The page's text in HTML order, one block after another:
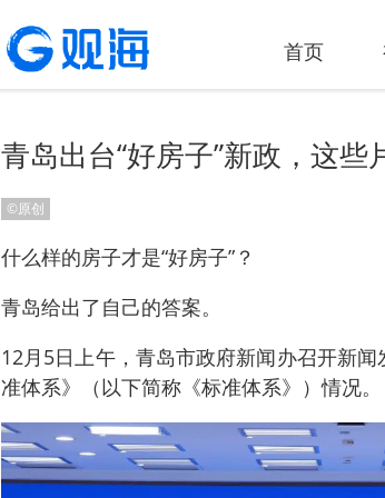
首页
青岛出台“好房子”新政，这些
©原创
什么样的房子才是“好房子”？
青岛给出了自己的答案。
12月5日上午，青岛市政府新闻办召开新
准体系》（以下简称《标准体系》）情况。